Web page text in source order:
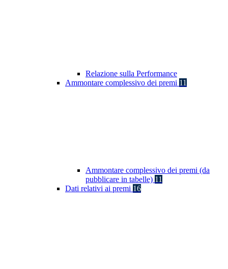
Relazione sulla Performance
Ammontare complessivo dei premi 11
Ammontare complessivo dei premi (da
pubblicare in tabelle) 11
Dati relativi ai premi 16